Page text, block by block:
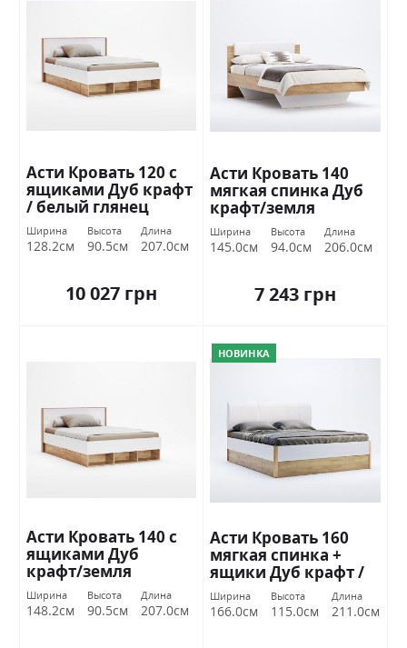
Асти Кровать 120 с
ящиками Дуб крафт
/ белый глянец
Миромарк
Ширина
128.2см
Высота
90.5см
Длина
207.0см
10 027 грн
Асти Кровать 140
мягкая спинка Дуб
крафт/земля
Миромарк
Ширина
145.0см
Высота
94.0см
Длина
206.0см
7 243 грн
Асти Кровать 140 с
ящиками Дуб
крафт/земля
Миромарк
Ширина
148.2см
Высота
90.5см
Длина
207.0см
НОВИНКА
Асти Кровать 160
мягкая спинка +
ящики Дуб крафт /
белый глянец
Миромарк
Ширина
166.0см
Высота
115.0см
Длина
211.0см